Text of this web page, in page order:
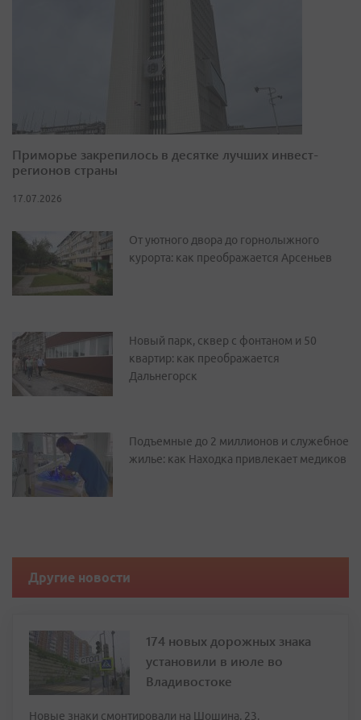
Приморье закрепилось в десятке лучших инвест-
регионов страны
17.07.2026
От уютного двора до горнолыжного
курорта: как преображается Арсеньев
Новый парк, сквер с фонтаном и 50
квартир: как преображается
Дальнегорск
Подъемные до 2 миллионов и служебное
жилье: как Находка привлекает медиков
Другие новости
174 новых дорожных знака
установили в июле во
Владивостоке
Новые знаки смонтировали на Шошина, 23,